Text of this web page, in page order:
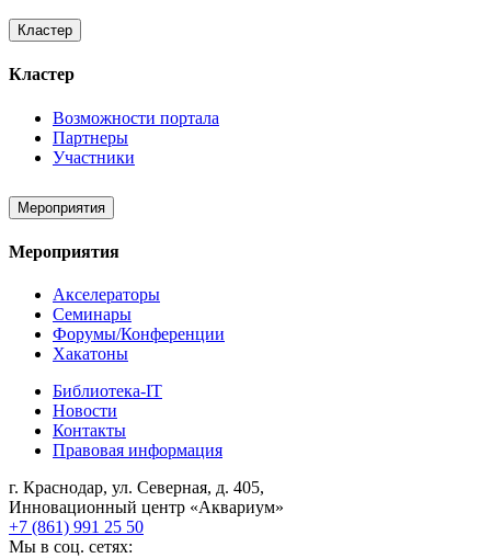
Кластер
Кластер
Возможности портала
Партнеры
Участники
Мероприятия
Мероприятия
Акселераторы
Семинары
Форумы/Конференции
Хакатоны
Библиотека-IT
Новости
Контакты
Правовая информация
г. Краснодар, ул. Северная, д. 405,
Инновационный центр «Аквариум»
+7 (861) 991 25 50
Мы в соц. сетях: